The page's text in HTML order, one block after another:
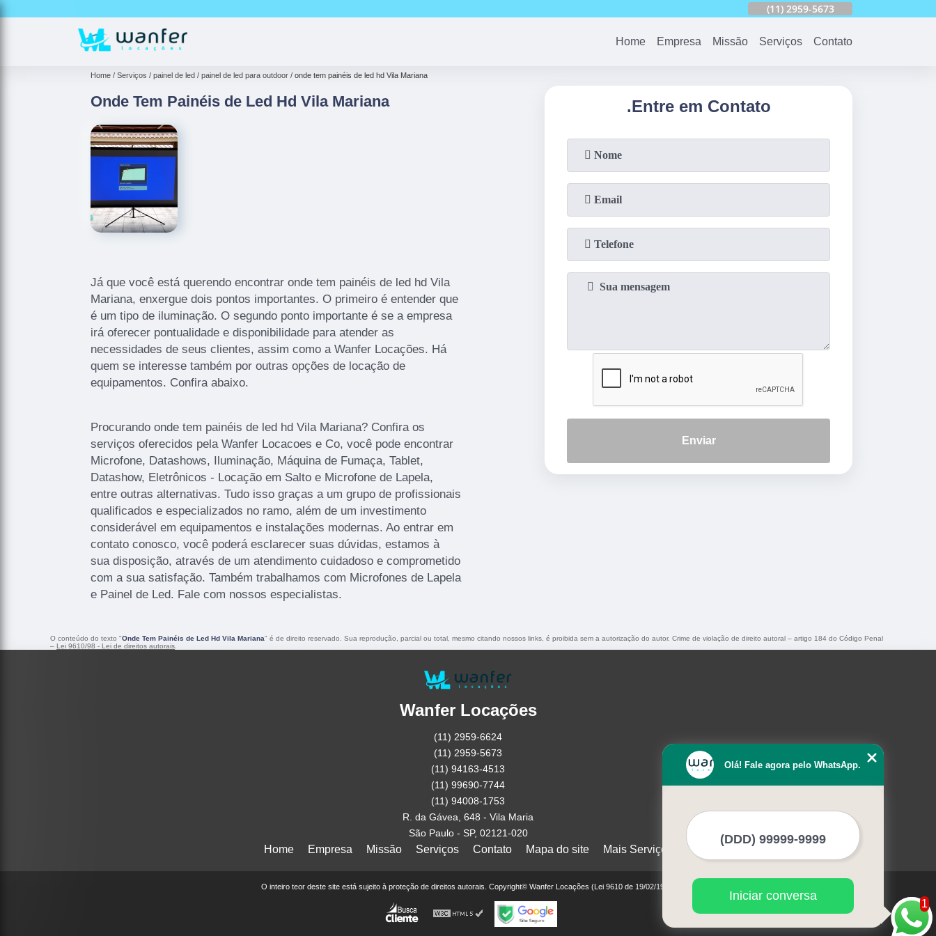
(11) 2959-5673
Home Empresa Missão Serviços Contato
Home Serviços painel de led painel de led para outdoor onde tem painéis de led hd Vila Mariana
Onde Tem Painéis de Led Hd Vila Mariana
Já que você está querendo encontrar onde tem painéis de led hd Vila
Mariana, enxergue dois pontos importantes. O primeiro é entender que
é um tipo de iluminação. O segundo ponto importante é se a empresa
irá oferecer pontualidade e disponibilidade para atender as
necessidades de seus clientes, assim como a Wanfer Locações. Há
quem se interesse também por outras opções de locação de
equipamentos. Confira abaixo.
Procurando onde tem painéis de led hd Vila Mariana? Confira os
serviços oferecidos pela Wanfer Locacoes e Co, você pode encontrar
Microfone, Datashows, Iluminação, Máquina de Fumaça, Tablet,
Datashow, Eletrônicos - Locação em Salto e Microfone de Lapela,
entre outras alternativas. Tudo isso graças a um grupo de profissionais
qualificados e especializados no ramo, além de um investimento
considerável em equipamentos e instalações modernas. Ao entrar em
contato conosco, você poderá esclarecer suas dúvidas, estamos à
sua disposição, através de um atendimento cuidadoso e comprometido
com a sua satisfação. Também trabalhamos com Microfones de Lapela
e Painel de Led. Fale com nossos especialistas.
.Entre em Contato
Enviar
O conteúdo do texto "Onde Tem Painéis de Led Hd Vila Mariana" é de direito reservado. Sua reprodução, parcial ou total, mesmo citando nossos links, é proibida sem a autorização do autor. Crime de violação de direito autoral – artigo 184 do Código Penal
– Lei 9610/98 - Lei de direitos autorais
Wanfer Locações
(11) 2959-6624
(11) 2959-5673
(11) 94163-4513
(11) 99690-7744
(11) 94008-1753
R. da Gávea, 648 - Vila Maria
São Paulo - SP, 02121-020
Home Empresa Missão Serviços Contato Mapa do site Mais Serviços
O inteiro teor deste site está sujeito à proteção de direitos autorais. Copyright© Wanfer Locações (Lei 9610 de 19/02/1998)
1
Olá! Fale agora pelo WhatsApp.
Iniciar conversa